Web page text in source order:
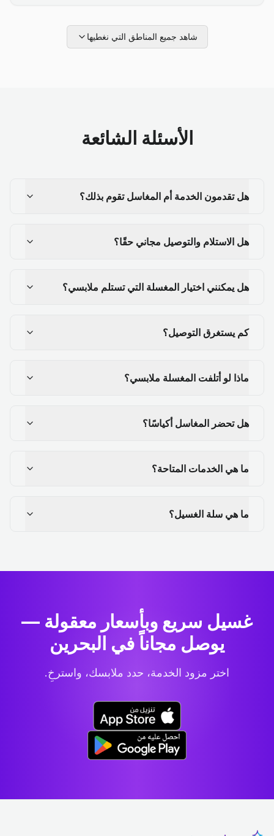
شاهد جميع المناطق التي نغطيها
الأسئلة الشائعة
هل تقدمون الخدمة أم المغاسل تقوم بذلك؟
هل الاستلام والتوصيل مجاني حقًا؟
هل يمكنني اختيار المغسلة التي تستلم ملابسي؟
كم يستغرق التوصيل؟
ماذا لو أتلفت المغسلة ملابسي؟
هل تحضر المغاسل أكياسًا؟
ما هي الخدمات المتاحة؟
ما هي سلة الغسيل؟
غسيل سريع وبأسعار معقولة —
يوصل مجاناً في البحرين
اختر مزود الخدمة، حدد ملابسك، واسترخِ.